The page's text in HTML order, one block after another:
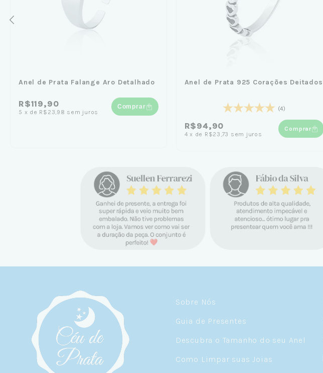
Anel de Prata Falange Aro Detalhado
R$119,90
5 x de R$23,98 sem juros
Comprar
Anel de Prata 925 Corações Deitados
(4)
R$94,90
4 x de R$23,73 sem juros
Comprar
Sobre Nós
Guia de Presentes
Descubra o Tamanho do seu Anel
Como Limpar suas Joias